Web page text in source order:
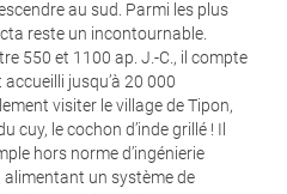
au sud. Parmi les plus
reste un incontournable.
550 et 1100 ap. J.-C., il compte
jusqu’à 20 000
visiter le village de Tipon,
cuy, le cochon d’inde grillé ! Il
hors norme d’ingénierie
alimentant un système de